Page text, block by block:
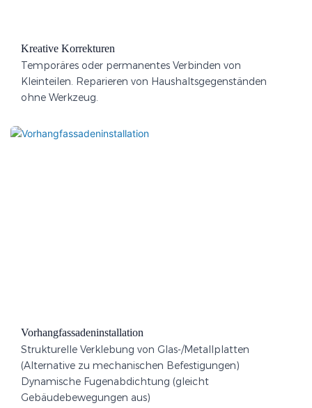
Kreative Korrekturen
Temporäres oder permanentes Verbinden von
Kleinteilen. Reparieren von Haushaltsgegenständen
ohne Werkzeug.
Vorhangfassadeninstallation
Strukturelle Verklebung von Glas-/Metallplatten
(Alternative zu mechanischen Befestigungen)
Dynamische Fugenabdichtung (gleicht
Gebäudebewegungen aus)